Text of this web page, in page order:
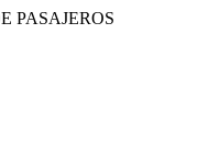
PASAJEROS